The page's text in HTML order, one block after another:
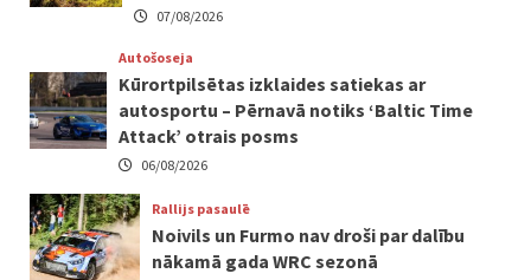
07/08/2026
Autošoseja
Kūrortpilsētas izklaides satiekas ar
autosportu – Pērnavā notiks ‘Baltic Time
Attack’ otrais posms
06/08/2026
Rallijs pasaulē
Noivils un Furmo nav droši par dalību
nākamā gada WRC sezonā